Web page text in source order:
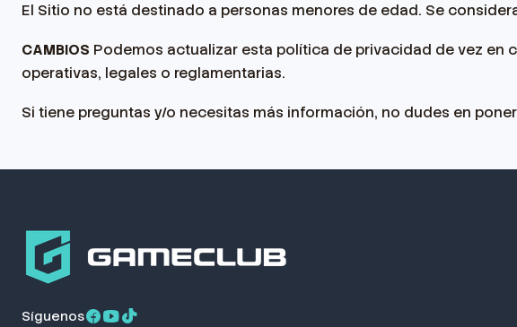
El Sitio no está destinado a personas menores de edad. Se
CAMBIOS Podemos actualizar esta política de privacidad de vez en
operativas, legales o reglamentarias.
Si tiene preguntas y/o necesitas más información, no dudes en
Síguenos